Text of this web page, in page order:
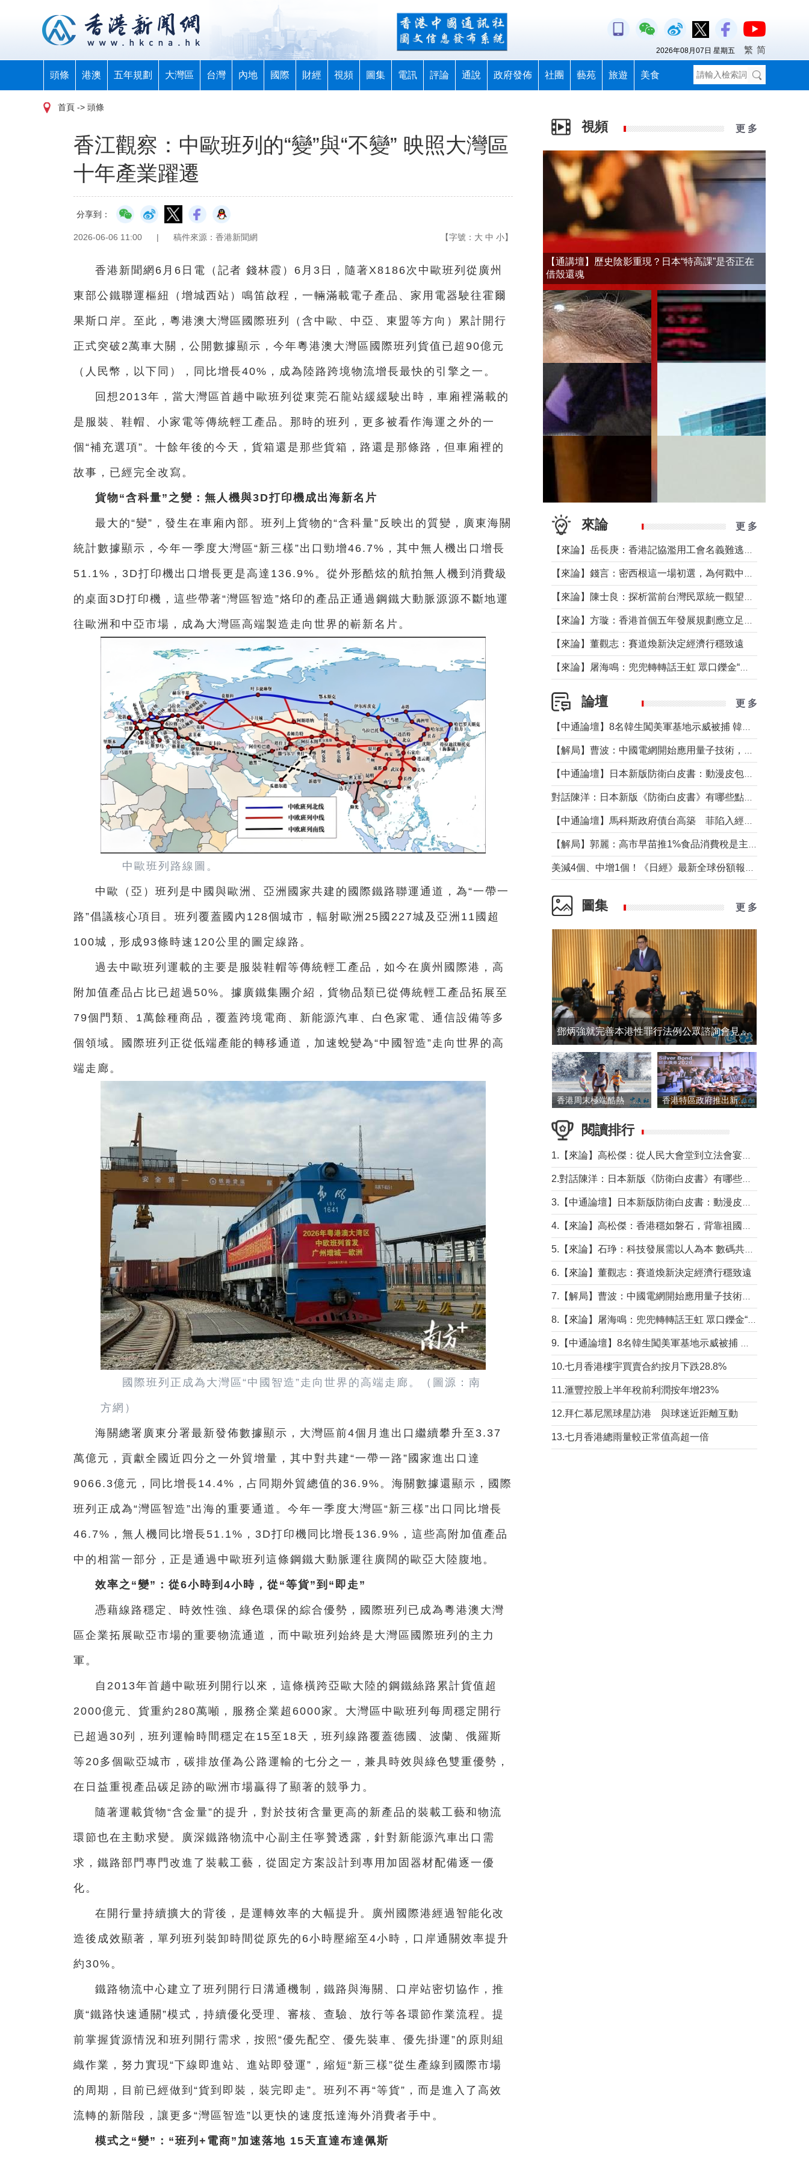
頭條 港澳 五年規劃 大灣區 台灣 內地 國際 財經 視頻 圖集 電訊 評論 通說 政府發佈 社團 藝苑 旅遊 美食
2026年08月07日 星期五 繁 简
首頁 -> 頭條
香江觀察：中歐班列的“變”與“不變” 映照大灣區
十年產業躍遷
分享到：
2026-06-06 11:00 | 稿件來源：香港新聞網 【字號： 大 中 小】
香港新聞網6月6日電（記者 錢林霞）6月3日，隨著X8186次中歐班列從廣州
東部公鐵聯運樞紐（增城西站）鳴笛啟程，一輛滿載電子產品、家用電器駛往霍爾
果斯口岸。至此，粵港澳大灣區國際班列（含中歐、中亞、東盟等方向）累計開行
正式突破2萬車大關，公開數據顯示，今年粵港澳大灣區國際班列貨值已超90億元
（人民幣，以下同），同比增長40%，成為陸路跨境物流增長最快的引擎之一。
回想2013年，當大灣區首趟中歐班列從東莞石龍站緩緩駛出時，車廂裡滿載的
是服裝、鞋帽、小家電等傳統輕工產品。那時的班列，更多被看作海運之外的一
個“補充選項”。十餘年後的今天，貨箱還是那些貨箱，路還是那條路，但車廂裡的
故事，已經完全改寫。
貨物“含科量”之變：無人機與3D打印機成出海新名片
最大的“變”，發生在車廂內部。班列上貨物的“含科量”反映出的質變，廣東海關
統計數據顯示，今年一季度大灣區“新三樣”出口勁增46.7%，其中無人機出口增長
51.1%，3D打印機出口增長更是高達136.9%。從外形酷炫的航拍無人機到消費級
的桌面3D打印機，這些帶著“灣區智造”烙印的產品正通過鋼鐵大動脈源源不斷地運
往歐洲和中亞市場，成為大灣區高端製造走向世界的嶄新名片。
中歐班列路線圖。
中歐（亞）班列是中國與歐洲、亞洲國家共建的國際鐵路聯運通道，為“一帶一
路”倡議核心項目。班列覆蓋國內128個城市，輻射歐洲25國227城及亞洲11國超
100城，形成93條時速120公里的圖定線路。
過去中歐班列運載的主要是服裝鞋帽等傳統輕工產品，如今在廣州國際港，高
附加值產品占比已超過50%。據廣鐵集團介紹，貨物品類已從傳統輕工產品拓展至
79個門類、1萬餘種商品，覆蓋跨境電商、新能源汽車、白色家電、通信設備等多
個領域。國際班列正從低端產能的轉移通道，加速蛻變為“中國智造”走向世界的高
端走廊。
國際班列正成為大灣區“中國智造”走向世界的高端走廊。（圖源：南
方網）
海關總署廣東分署最新發佈數據顯示，大灣區前4個月進出口繼續攀升至3.37
萬億元，貢獻全國近四分之一外貿增量，其中對共建“一帶一路”國家進出口達
9066.3億元，同比增長14.4%，占同期外貿總值的36.9%。海關數據還顯示，國際
班列正成為“灣區智造”出海的重要通道。今年一季度大灣區“新三樣”出口同比增長
46.7%，無人機同比增長51.1%，3D打印機同比增長136.9%，這些高附加值產品
中的相當一部分，正是通過中歐班列這條鋼鐵大動脈運往廣闊的歐亞大陸腹地。
效率之“變”：從6小時到4小時，從“等貨”到“即走”
憑藉線路穩定、時效性強、綠色環保的綜合優勢，國際班列已成為粵港澳大灣
區企業拓展歐亞市場的重要物流通道，而中歐班列始終是大灣區國際班列的主力
軍。
自2013年首趟中歐班列開行以來，這條橫跨亞歐大陸的鋼鐵絲路累計貨值超
2000億元、貨重約280萬噸，服務企業超6000家。大灣區中歐班列每周穩定開行
已超過30列，班列運輸時間穩定在15至18天，班列線路覆蓋德國、波蘭、俄羅斯
等20多個歐亞城市，碳排放僅為公路運輸的七分之一，兼具時效與綠色雙重優勢，
在日益重視產品碳足跡的歐洲市場贏得了顯著的競爭力。
隨著運載貨物“含金量”的提升，對於技術含量更高的新產品的裝載工藝和物流
環節也在主動求變。廣深鐵路物流中心副主任寧贊透露，針對新能源汽車出口需
求，鐵路部門專門改進了裝載工藝，從固定方案設計到專用加固器材配備逐一優
化。
在開行量持續擴大的背後，是運轉效率的大幅提升。廣州國際港經過智能化改
造後成效顯著，單列班列裝卸時間從原先的6小時壓縮至4小時，口岸通關效率提升
約30%。
鐵路物流中心建立了班列開行日溝通機制，鐵路與海關、口岸站密切協作，推
廣“鐵路快速通關”模式，持續優化受理、審核、查驗、放行等各環節作業流程。提
前掌握貨源情況和班列開行需求，按照“優先配空、優先裝車、優先掛運”的原則組
織作業，努力實現“下線即進站、進站即發運”，縮短“新三樣”從生產線到國際市場
的周期，目前已經做到“貨到即裝，裝完即走”。班列不再“等貨”，而是進入了高效
流轉的新階段，讓更多“灣區智造”以更快的速度抵達海外消費者手中。
模式之“變”：“班列+電商”加速落地 15天直達布達佩斯
視頻 更 多
【通講壇】歷史陰影重現？日本“特高課”是否正在
借殼還魂
來論 更 多
【來論】董觀志：賽道煥新決定經濟行穩致遠
論壇 更 多
圖集 更 多
鄧炳強就完善本港性罪行法例公眾諮詢會見傳媒
香港周末極端酷熱 新界部分地區高見36度 香港特區政府推出新一批銀色債券 每手1萬元保底息4.25厘
閱讀排行
6.【來論】董觀志：賽道煥新決定經濟行穩致遠
10.七月香港樓宇買賣合約按月下跌28.8%
11.滙豐控股上半年稅前利潤按年增23%
12.拜仁慕尼黑球星訪港 與球迷近距離互動
13.七月香港總雨量較正常值高超一倍